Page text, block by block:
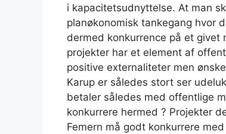
i kapacitetsudnyttelse. At man
planøkonomisk tankegang hvor
dermed konkurrence på et
projekter har et element af
positive externaliteter men
Karup er således stort ser
betaler således med offentlige
konkurrere hermed ? Projekter
Femern må godt konkurrere